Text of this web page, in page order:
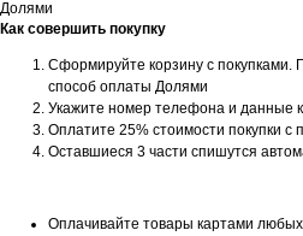
Долями
Как совершить покупку
Сформируйте корзину с покупками.
способ оплаты Долями
Укажите номер телефона и данные
Оплатите 25% стоимости покупки с
Оставшиеся 3 части спишутся
Оплачивайте товары картами